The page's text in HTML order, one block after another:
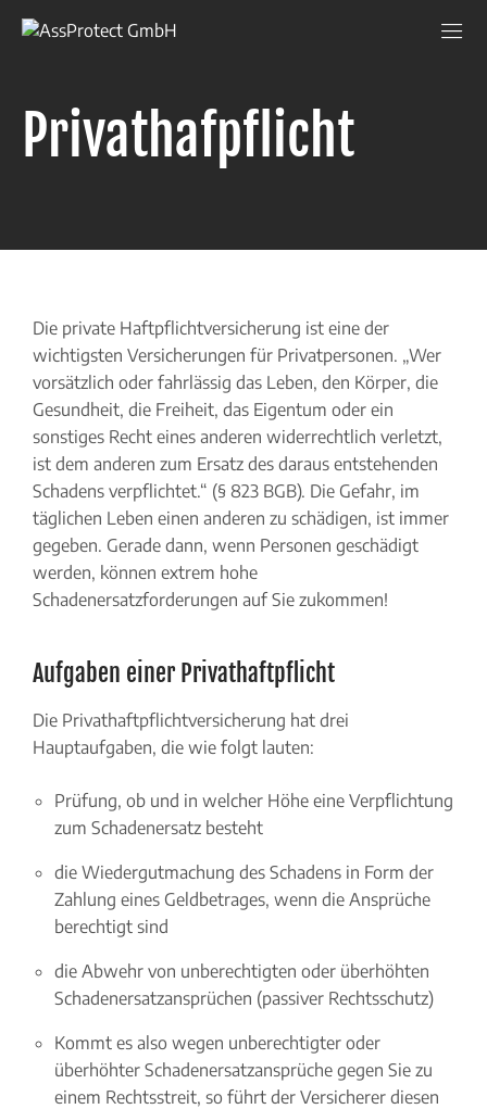
Privat­hafpflicht
Die private Haftpflichtversicherung ist eine der
wichtigsten Versicherungen für Privatpersonen. „Wer
vorsätzlich oder fahrlässig das Leben, den Körper, die
Gesundheit, die Freiheit, das Eigentum oder ein
sonstiges Recht eines anderen widerrechtlich verletzt,
ist dem anderen zum Ersatz des daraus entstehenden
Schadens verpflichtet.“ (§ 823 BGB). Die Gefahr, im
täglichen Leben einen anderen zu schädigen, ist immer
gegeben. Gerade dann, wenn Personen geschädigt
werden, können extrem hohe
Schadenersatzforderungen auf Sie zukommen!
Aufgaben einer Privathaftpflicht
Die Privathaftpflichtversicherung hat drei
Hauptaufgaben, die wie folgt lauten:
Prüfung, ob und in welcher Höhe eine Verpflichtung
zum Schadenersatz besteht
die Wiedergutmachung des Schadens in Form der
Zahlung eines Geldbetrages, wenn die Ansprüche
berechtigt sind
die Abwehr von unberechtigten oder überhöhten
Schadenersatzansprüchen (passiver Rechtsschutz)
Kommt es also wegen unberechtigter oder
überhöhter Schadenersatzansprüche gegen Sie zu
einem Rechtsstreit, so führt der Versicherer diesen